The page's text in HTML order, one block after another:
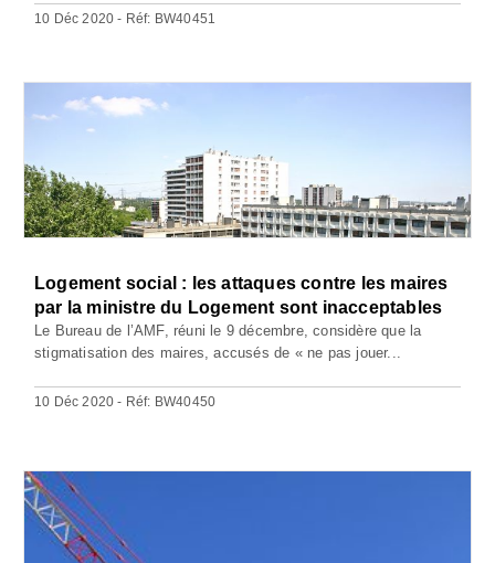
10 Déc 2020 - Réf: BW40451
Logement social : les attaques contre les maires
par la ministre du Logement sont inacceptables
Le Bureau de l’AMF, réuni le 9 décembre, considère que la
stigmatisation des maires, accusés de « ne pas jouer...
10 Déc 2020 - Réf: BW40450